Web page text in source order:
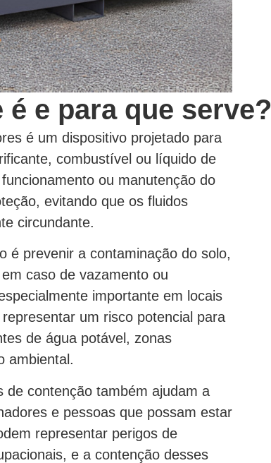
e para que serve?
é um dispositivo projetado para
combustível ou líquido de
ou manutenção do
evitando que os fluidos
circundante.
é prevenir a contaminação do solo,
caso de vazamento ou
importante em locais
um risco potencial para
de água potável, zonas
ambiental.
de contenção também ajudam a
e pessoas que possam estar
representar perigos de
e a contenção desses